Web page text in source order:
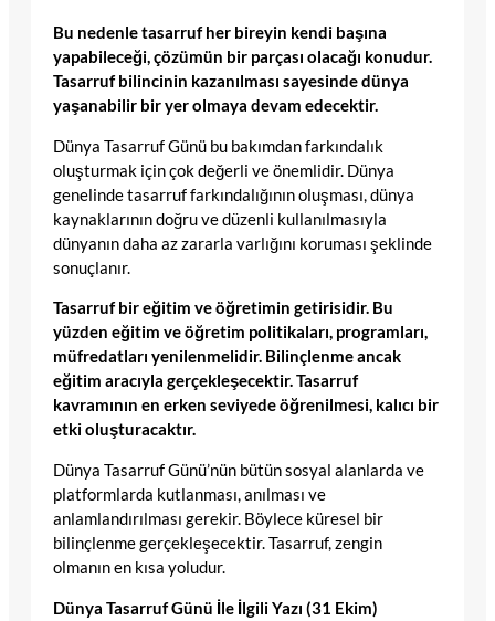
Bu nedenle tasarruf her bireyin kendi başına
yapabileceği, çözümün bir parçası olacağı konudur.
Tasarruf bilincinin kazanılması sayesinde dünya
yaşanabilir bir yer olmaya devam edecektir.
Dünya Tasarruf Günü bu bakımdan farkındalık
oluşturmak için çok değerli ve önemlidir. Dünya
genelinde tasarruf farkındalığının oluşması, dünya
kaynaklarının doğru ve düzenli kullanılmasıyla
dünyanın daha az zararla varlığını koruması şeklinde
sonuçlanır.
Tasarruf bir eğitim ve öğretimin getirisidir. Bu
yüzden eğitim ve öğretim politikaları, programları,
müfredatları yenilenmelidir. Bilinçlenme ancak
eğitim aracıyla gerçekleşecektir. Tasarruf
kavramının en erken seviyede öğrenilmesi, kalıcı bir
etki oluşturacaktır.
Dünya Tasarruf Günü’nün bütün sosyal alanlarda ve
platformlarda kutlanması, anılması ve
anlamlandırılması gerekir. Böylece küresel bir
bilinçlenme gerçekleşecektir. Tasarruf, zengin
olmanın en kısa yoludur.
Dünya Tasarruf Günü İle İlgili Yazı (31 Ekim)